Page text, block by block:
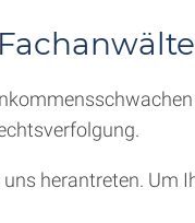
herantreten.